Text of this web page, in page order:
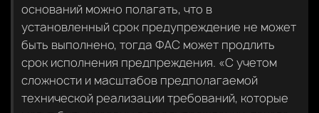
оснований можно полагать, что в
установленный срок предупреждение не может
быть выполнено, тогда ФАС может продлить
срок исполнения предпреждения. «С учетом
сложности и масштабов предполагаемой
технической реализации требований, которые